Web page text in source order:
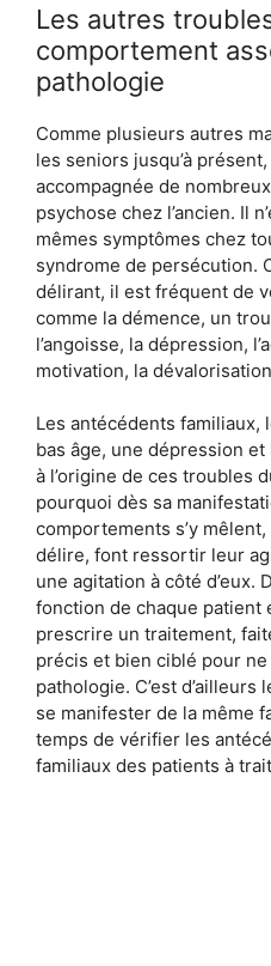
Les autres
comportement
pathologie
Comme plusieurs autres
les seniors jusqu’à
accompagnée de
psychose chez l’ancien. Il
mêmes symptômes chez
syndrome de persécution.
délirant, il est fréquent de
comme la démence, un
l’angoisse, la dépression,
motivation, la
Les antécédents familiaux,
bas âge, une dépression
à l’origine de ces troubles
pourquoi dès sa
comportements s’y
délire, font ressortir leur
une agitation à côté d’eux.
fonction de chaque patient
prescrire un traitement,
précis et bien ciblé pour
pathologie. C’est d’ailleurs
se manifester de la même
temps de vérifier les
familiaux des patients à